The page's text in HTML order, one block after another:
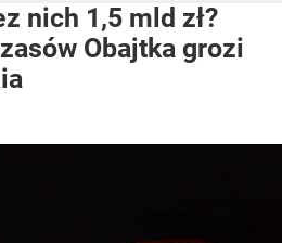
nich 1,5 mld zł?
Obajtka grozi